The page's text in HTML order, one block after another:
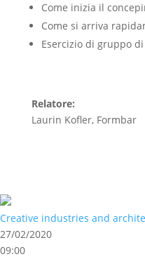
Come inizia il
Come si arriva
Esercizio di gruppo
Relatore:
Laurin Kofler, Formbar
Creative industries and
27/02/2020
09:00